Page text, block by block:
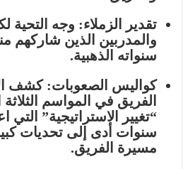
تقدير الزملاء: وجه التحية
والمدربين الذين شاركهم
سنواته الذهبية.
كواليس الصعوبات: كشف
الفريق في المواسم
“تغيير الاستراتيجية” التي
سنوات أدى إلى تحديات
مسيرة الفريق.